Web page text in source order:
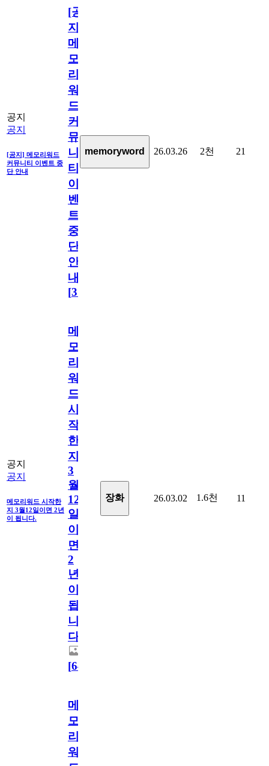
공지
공지
[공지] 메모리워드
커뮤니티 이벤트 중
단 안내
[공
지]
메
모
리
워
드
커
뮤
니
티
이
벤
트
중
단
안
내
[31
memoryword 26.03.26 2천 21
공지
공지
메모리워드 시작한
지 3월12일이면 2년
이 됩니다.
메
모
리
워
드
시
작
한
지
3
월
12
일
이
면
2
년
이
됩
니
다.
[64
장화 26.03.02 1.6천 11
메
모
리
워